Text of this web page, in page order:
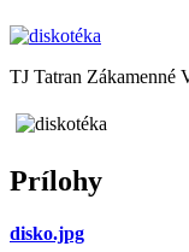
TJ Tatran Zákamenné
Prílohy
disko.jpg